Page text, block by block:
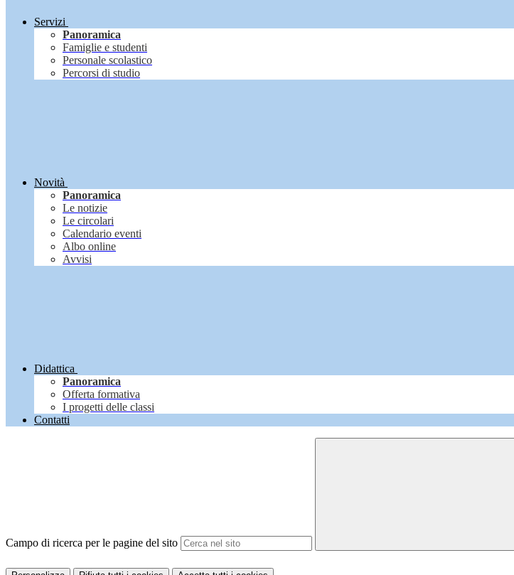
Servizi
Panoramica
Famiglie e studenti
Personale scolastico
Percorsi di studio
Novità
Panoramica
Le notizie
Le circolari
Calendario eventi
Albo online
Avvisi
Didattica
Panoramica
Offerta formativa
I progetti delle classi
Contatti
Campo di ricerca per le pagine del sito